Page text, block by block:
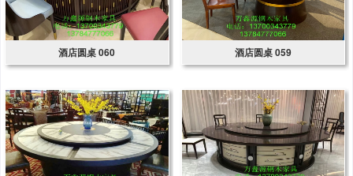
酒店圆桌 060 酒店圆桌 059